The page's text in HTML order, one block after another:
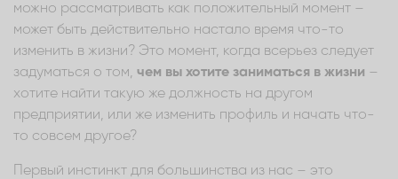
можно рассматривать как положительный момент –
может быть действительно настало время что-то
изменить в жизни? Это момент, когда всерьез следует
задуматься о том, чем вы хотите заниматься в жизни –
хотите найти такую же должность на другом
предприятии, или же изменить профиль и начать что-
то совсем другое?
Первый инстинкт для большинства из нас – это